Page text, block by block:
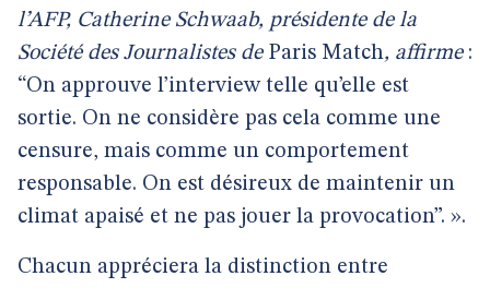
l’AFP, Catherine Schwaab, présidente de la
Société des Journalistes deParis Match, affirme:
“On approuve l’interview telle qu’elle est
sortie. On ne considère pas cela comme une
censure, mais comme un comportement
responsable. On est désireux de maintenir un
climat apaisé et ne pas jouer la provocation”. ».
Chacun appréciera la distinction entre